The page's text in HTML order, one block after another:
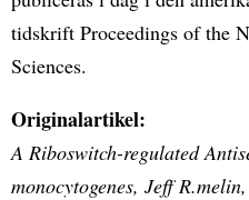
tidskrift Proceedings of the
Sciences.
Originalartikel:
A Riboswitch-regulated
monocytogenes, Jeff